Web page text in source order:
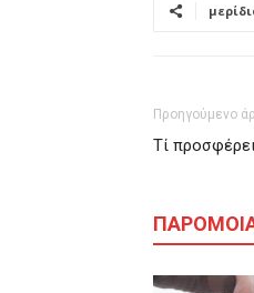
Προηγούμενο
Τί